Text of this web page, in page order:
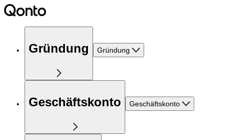
Gründung Gründung
Geschäftskonto Geschäftskonto